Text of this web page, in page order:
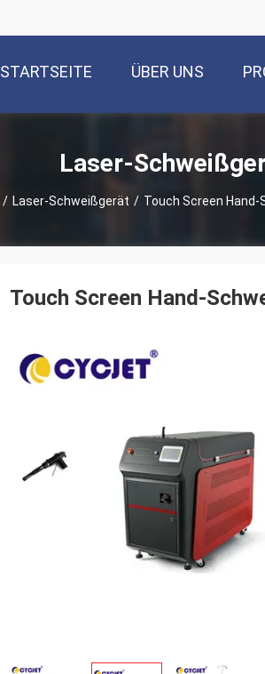
STARTSEITE ÜBER UNS
Laser-
/ Laser-Schweißgerät / Touch Screen
Touch Screen Hand-